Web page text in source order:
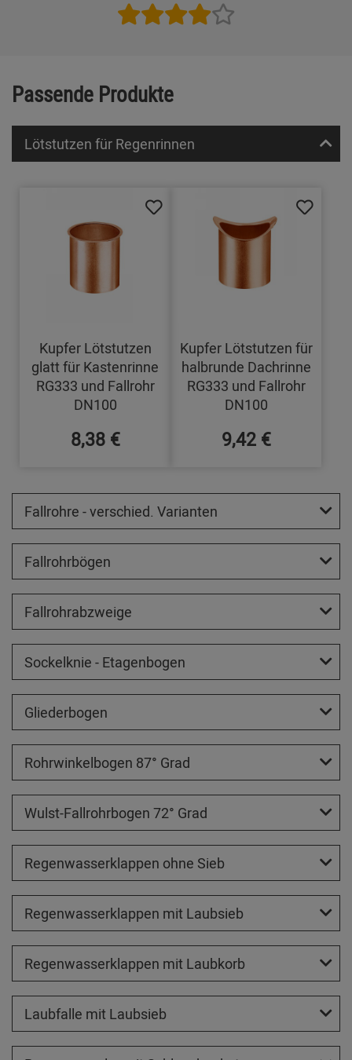
Passende Produkte
Lötstutzen für Regenrinnen
Kupfer Lötstutzen
glatt für Kastenrinne
RG333 und Fallrohr
DN100
8,38 €
Kupfer Lötstutzen für
halbrunde Dachrinne
RG333 und Fallrohr
DN100
9,42 €
Fallrohre - verschied. Varianten
Fallrohrbögen
Fallrohrabzweige
Sockelknie - Etagenbogen
Gliederbogen
Rohrwinkelbogen 87° Grad
Wulst-Fallrohrbogen 72° Grad
Regenwasserklappen ohne Sieb
Regenwasserklappen mit Laubsieb
Regenwasserklappen mit Laubkorb
Laubfalle mit Laubsieb